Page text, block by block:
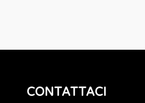
CONTATTACI